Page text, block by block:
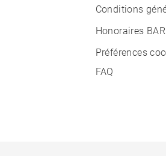
Conditions
Honoraires
Préférences
FAQ